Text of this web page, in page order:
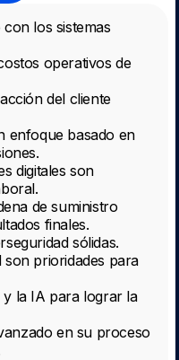
los sistemas
operativos de
del cliente
enfoque basado en
digitales son
de suministro
finales.
sólidas.
son prioridades para
la IA para lograr la
en su proceso